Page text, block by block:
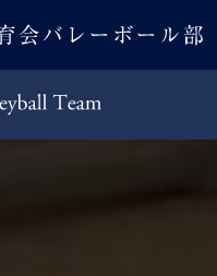
Keio University